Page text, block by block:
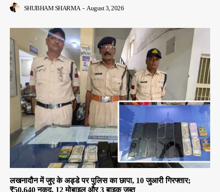
SHUBHAM SHARMA - August 3, 2026
लखनादौन में जुए के अड्डे पर पुलिस का छापा, 10 जुआरी गिरफ्तार;
₹50,640 नकद, 12 मोबाइल और 3 बाइक जब्त